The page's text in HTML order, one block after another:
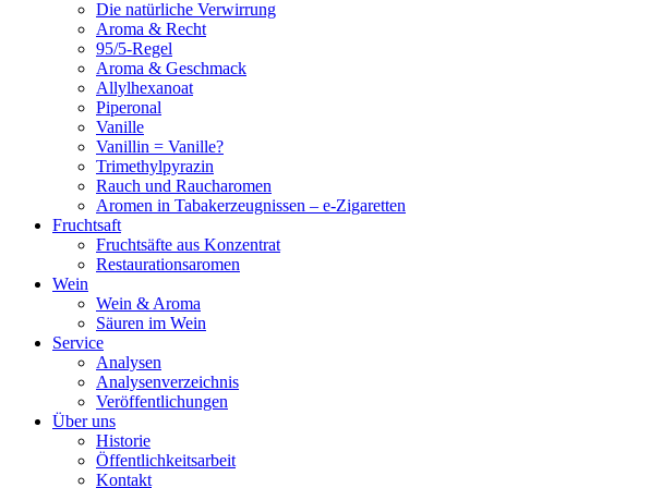
Die natürliche Verwirrung
Aroma & Recht
95/5-Regel
Aroma & Geschmack
Allylhexanoat
Piperonal
Vanille
Vanillin = Vanille?
Trimethylpyrazin
Rauch und Raucharomen
Aromen in Tabakerzeugnissen – e-Zigaretten
Fruchtsaft
Fruchtsäfte aus Konzentrat
Restaurationsaromen
Wein
Wein & Aroma
Säuren im Wein
Service
Analysen
Analysenverzeichnis
Veröffentlichungen
Über uns
Historie
Öffentlichkeitsarbeit
Kontakt